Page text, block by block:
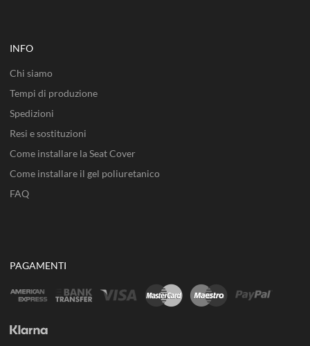
INFO
Chi siamo
Tempi di produzione
Spedizioni
Resi e sostituzioni
Come installare la Seat Cover
Come installare il gel poliuretanico
FAQ
PAGAMENTI